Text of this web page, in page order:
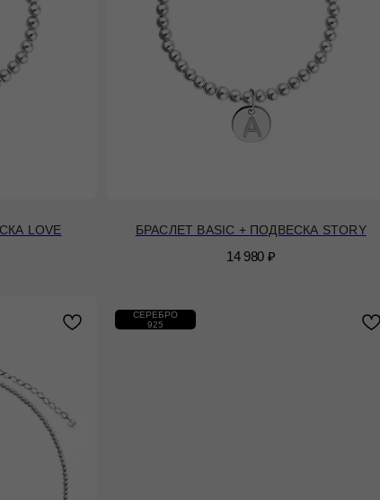
LOVE БРАСЛЕТ BASIC + ПОДВЕСКА STORY
14 980 ₽
СЕРЕБРО
925